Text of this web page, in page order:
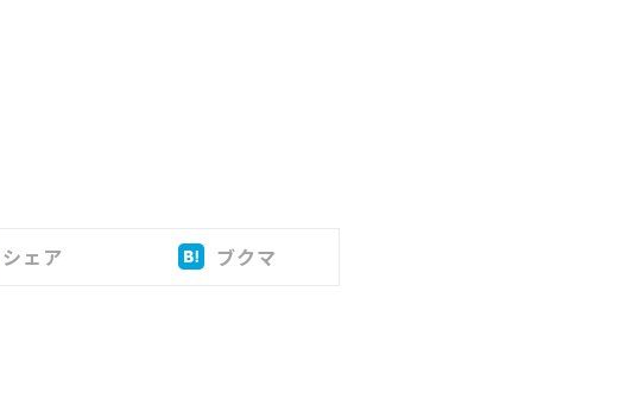
シェア ブクマ